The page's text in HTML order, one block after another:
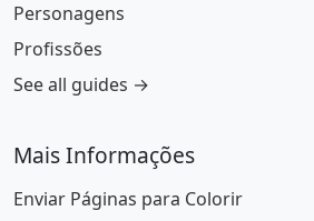
Personagens
Profissões
See all guides →
Mais Informações
Enviar Páginas para Colorir